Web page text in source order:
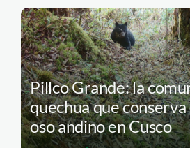
Pillco Grande: la
quechua que
oso andino en Cusco